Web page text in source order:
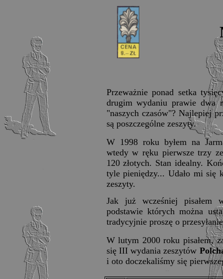
Przeważnie ponad setka
drugim wydaniu prawie dwa
"naszych czasów"? Najlepiej
są poszczególne zeszyty.
W 1998 roku byłem na
wtedy w ręku pierwsze trzy
120 złotych. Stan idealny.
tyle pieniędzy... Udało mi się
zeszyty.
Jak już wcześniej pisałem
podstawie których można
tradycyjnie proszę o
W lutym 2000 roku pisałem,
się III wydania zeszytów
i oto doczekaliśmy się